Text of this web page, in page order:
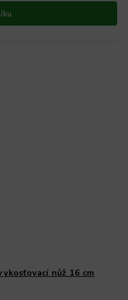
nůž 16 cm